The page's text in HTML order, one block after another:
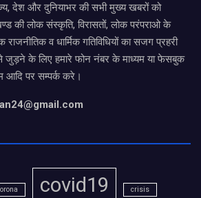
देश और दुनियाभर की सभी मुख्य खबरों को
की लोक संस्कृति, विरासतों, लोक परंपराओ के
व धार्मिक गतिविधियों का सजग प्रहरी
के लिए हमारे फोन नंबर के माध्यम या फेसबुक
आदि पर सम्पर्क करे।
covid19 crisis